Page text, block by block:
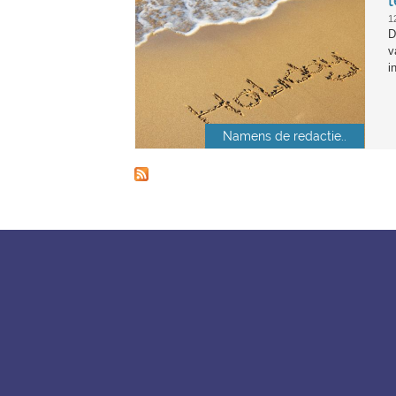
Namens de redactie..